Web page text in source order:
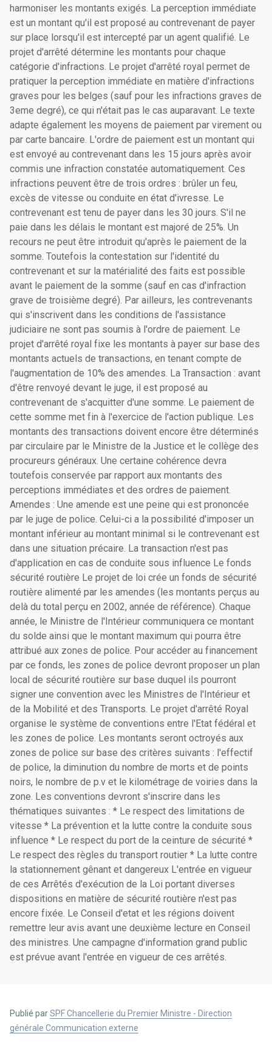
Publié parSPF Chancellerie du Premier Ministre - Direction
générale Communication externe